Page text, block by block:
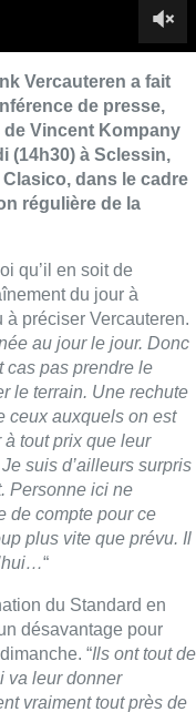
Vercauteren a fait
de presse,
Vincent Kompany
(14h30) à Sclessin,
dans le cadre
régulière de la
qu’il en soit de
du jour à
à préciser Vercauteren.
au jour le jour. Donc
cas pas prendre le
le terrain. Une rechute
ceux auxquels on est
à tout prix que leur
suis d’ailleurs surpris
Personne ici ne
de compte pour ce
plus vite que prévu. Il
“
du Standard en
désavantage pour
“Ils ont tout de
va leur donner
vraiment tout près de